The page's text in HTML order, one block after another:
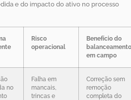
e do impacto do ativo no processo
Risco
operacional
Benefício do
em campo
no
Falha em
mancais,
trincas e
Correção sem
remoção
completa do